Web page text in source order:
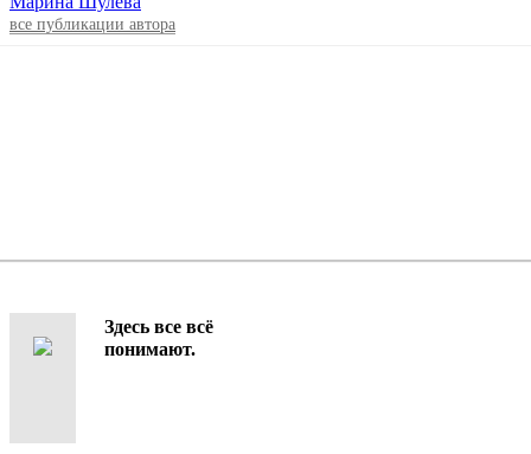
все публикации автора
Здесь все всё
понимают.